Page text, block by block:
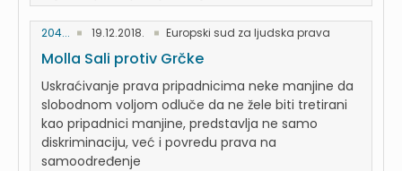
204... 19.12.2018. Europski sud za ljudska prava
Molla Sali protiv Grčke
Uskraćivanje prava pripadnicima neke manjine da
slobodnom voljom odluče da ne žele biti tretirani
kao pripadnici manjine, predstavlja ne samo
diskriminaciju, već i povredu prava na
samoodređenje